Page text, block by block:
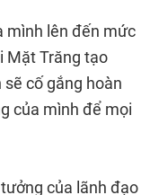
mình lên đến mức
Mặt Trăng tạo
cố gắng hoàn
của mình để mọi
của lãnh đạo